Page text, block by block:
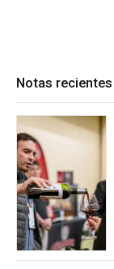
Notas recientes